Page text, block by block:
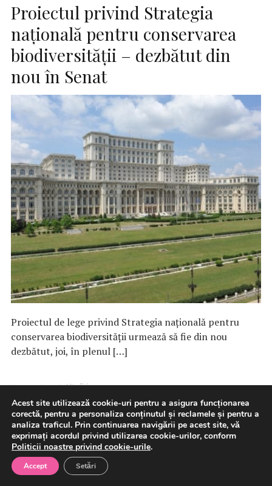
Proiectul privind Strategia
naţională pentru conservarea
biodiversităţii – dezbătut din
nou în Senat
Proiectul de lege privind Strategia națională pentru
conservarea biodiversității urmează să fie din nou
dezbătut, joi, în plenul […]
6 august 2026 Politica
Camera Deputaţilor/Strategia
naţională pentru conservarea
Acest site utilizează cookie-uri pentru a asigura funcționarea
corectă, pentru a personaliza conținutul și reclamele și pentru a
analiza traficul. Prin continuarea navigării pe acest site, vă
exprimați acordul privind utilizarea cookie-urilor, conform
Politicii noastre privind cookie-urile.
Accept Setări